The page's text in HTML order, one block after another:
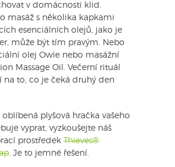
v domácnosti klid.
masáž s několika kapkami
esenciálních olejů, jako je
může být tím pravým. Nebo
olej Owie nebo masážní
Massage Oil. Večerní rituál
na to, co je čeká druhý den
oblíbená plyšová hračka vašeho
vyprat, vyzkoušejte náš
prostředek Thieves®
. Je to jemné řešení.